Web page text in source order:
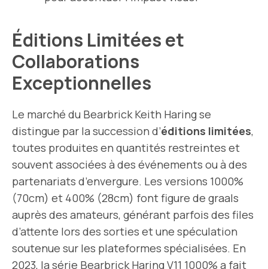
Éditions Limitées et
Collaborations
Exceptionnelles
Le marché du Bearbrick Keith Haring se
distingue par la succession d’éditions limitées,
toutes produites en quantités restreintes et
souvent associées à des événements ou à des
partenariats d’envergure. Les versions 1000%
(70cm) et 400% (28cm) font figure de graals
auprès des amateurs, générant parfois des files
d’attente lors des sorties et une spéculation
soutenue sur les plateformes spécialisées. En
2023, la série Bearbrick Haring V11 1000% a fait